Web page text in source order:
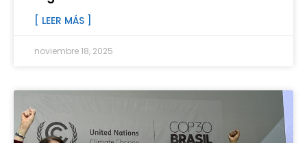
[ LEER MÁS ]
noviembre 18, 2025